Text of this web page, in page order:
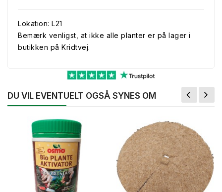
Lokation: L21
Bemærk venligst, at ikke alle planter er på lager i
butikken på Kridtvej.
DU VIL EVENTUELT OGSÅ SYNES OM